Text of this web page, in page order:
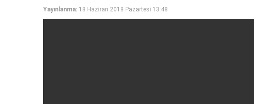
Yayınlanma: 18 Haziran 2018 Pazartesi 13:48